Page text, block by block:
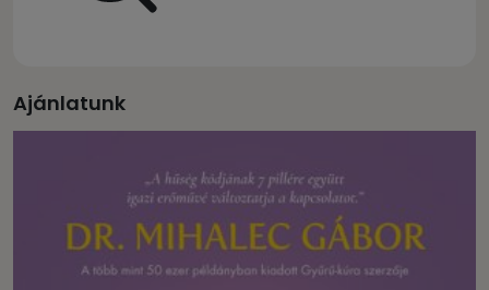
Ajánlatunk